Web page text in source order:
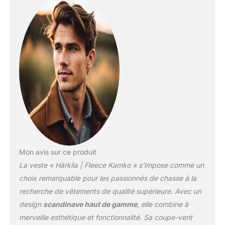
résistante aux salissures.
La veste polaire Kamko
possède deux poches
poitrine et deux poches
avant en biais, pour que
vous puissiez emporter
une radio, votre portable
et tout ce dont vous
avez besoin. En outre,
une poche zippée se
cette veste polaire est
dotée d'un col montant,
de poignets extensibles
munis d'un trou où
passer le pouce, ainsi
qu'un bas ajustable pour
Mon avis sur ce produit
La veste « Härkila | Fleece Kamko » s’impose comme un
choix remarquable pour les passionnés de chasse à la
recherche de vêtements de qualité supérieure. Avec un
design scandinave haut de gamme, elle combine à
merveille esthétique et fonctionnalité. Sa coupe-vent